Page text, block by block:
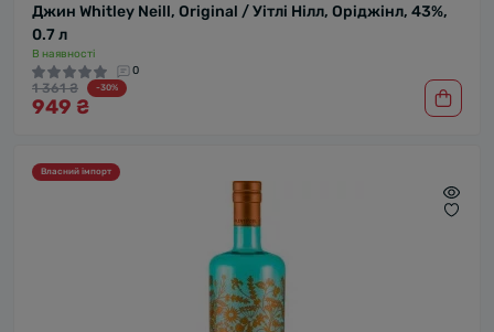
Джин Whitley Neill, Original / Уітлі Нілл, Оріджінл, 43%,
0.7 л
В наявності
0
1 361 ₴ -30%
949 ₴
Власний імпорт